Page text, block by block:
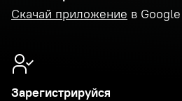
Скачай приложение в
Зарегистрируйся